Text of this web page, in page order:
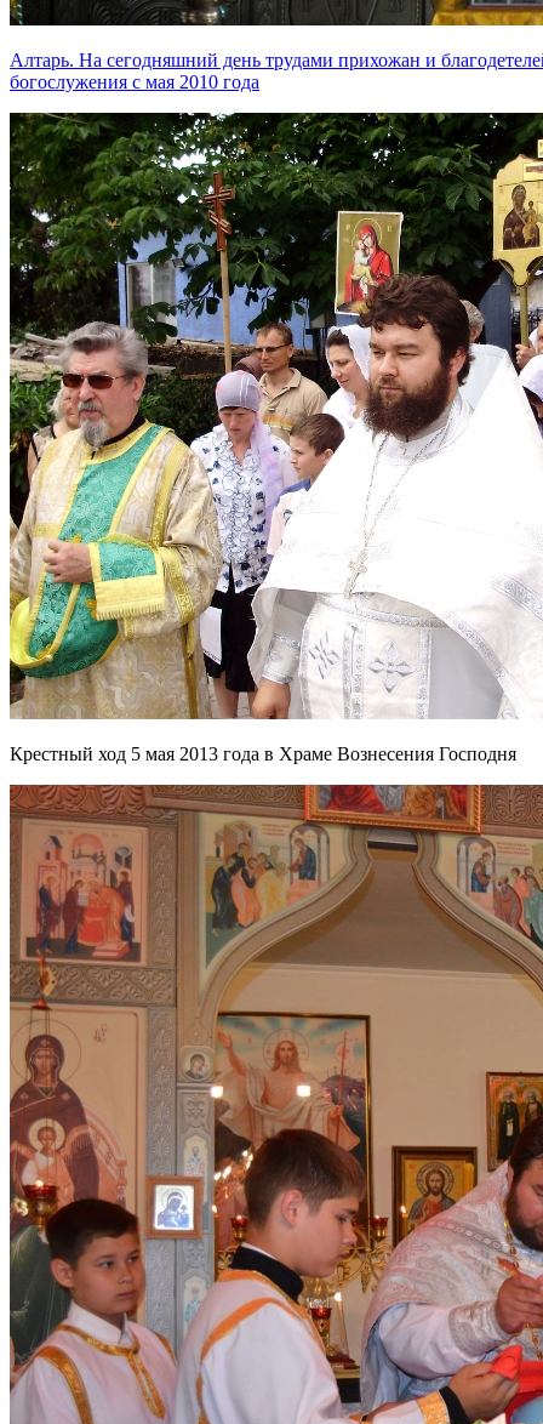
Алтарь. На сегодняшний день трудами прихожан и
богослужения с мая 2010 года
Крестный ход 5 мая 2013 года в Храме Вознесения Господня